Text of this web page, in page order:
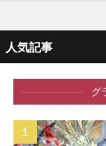
人気記事
グ